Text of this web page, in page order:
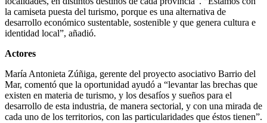
la camiseta puesta del turismo, porque es una alternativa de
desarrollo económico sustentable, sostenible y que genera cultura e
identidad local”, añadió.
Actores
María Antonieta Zúñiga, gerente del proyecto asociativo Barrio del
Mar, comentó que la oportunidad ayudó a “levantar las brechas que
existen en materia de turismo, y los desafíos y sueños para el
desarrollo de esta industria, de manera sectorial, y con una mirada de
cada uno de los territorios, con las particularidades que éstos tienen”.